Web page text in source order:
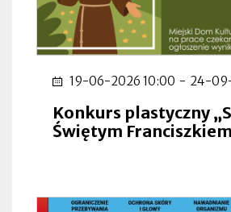
19-06-2026 10:00 - 24-
Konkurs plastyczny
Świętym